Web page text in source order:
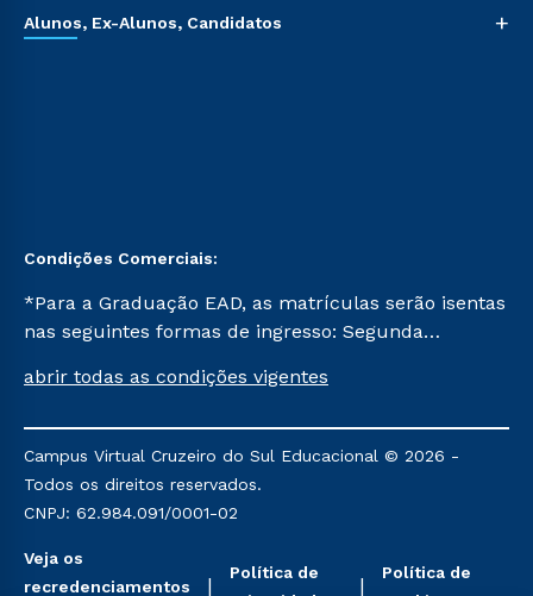
Alunos, Ex-Alunos, Candidatos +
Condições Comerciais:
*Para a Graduação EAD, as matrículas serão isentas
nas seguintes formas de ingresso: Segunda
Já para as demais, a taxa de matrícula será de R$
mencionadas são referentes aos cursos: Ensino
Religioso, Geografia para a Docência e Metodologia
do Ensino de História: Questões Atuais.
abrir todas as condições vigentes
Campus Virtual Cruzeiro do Sul Educacional © 2026 -
Todos os direitos reservados.
CNPJ: 62.984.091/0001-02
Veja os
recredenciamentos
Política de
Política de